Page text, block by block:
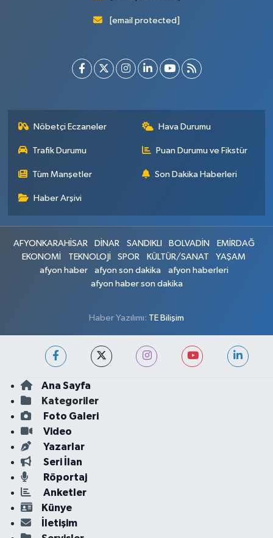
[email protected]
Nöbetçi Eczaneler Hava Durumu
Trafik Durumu Puan Durumu ve Fikstür
Tüm Manşetler Son Dakika Haberleri
Haber Arşivi
AFYONKARAHİSAR DİNAR SANDIKLI BOLVADİN
EMİRDAĞ
EKONOMİ
TEKNOLOJİ SPOR KÜLTÜR/SANAT
YAŞAM
afyon haber
afyon son dakika
afyon haberleri
afyon haber son dakika
Haber Yazılımı: TE Bilişim
Ana Sayfa
Kategoriler
Foto Galeri
Video
Yazarlar
Seri İlan
Röportaj
Anketler
Künye
İletişim